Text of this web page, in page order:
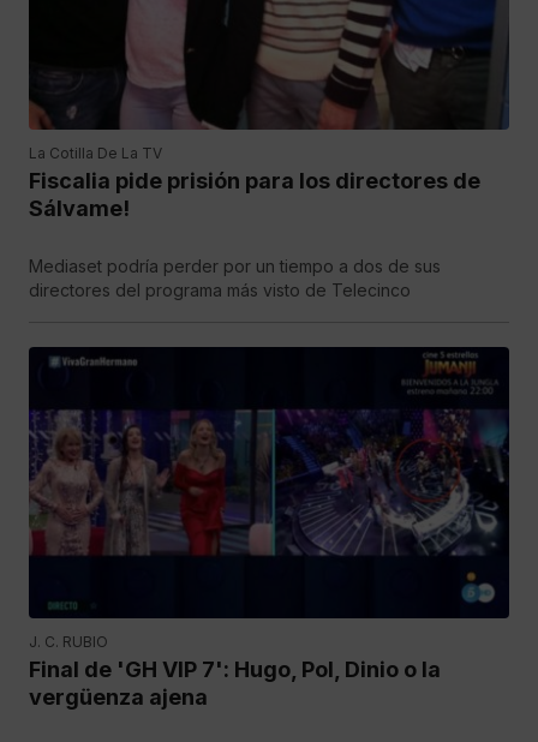
La Cotilla De La TV
Fiscalia pide prisión para los directores de
Sálvame!
Mediaset podría perder por un tiempo a dos de sus
directores del programa más visto de Telecinco
J. C. RUBIO
Final de 'GH VIP 7': Hugo, Pol, Dinio o la
vergüenza ajena